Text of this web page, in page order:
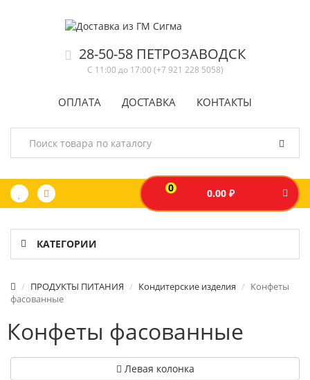
28-50-58 ПЕТРОЗАВОДСК
С 11:00 до 17:00 (+7 921 228 5058)
ОПЛАТА ДОСТАВКА КОНТАКТЫ
0 0.00 ₽
КАТЕГОРИИ
ПРОДУКТЫ ПИТАНИЯ Кондитерские изделия
Конфеты
фасованные
Конфеты фасованные
Левая колонка